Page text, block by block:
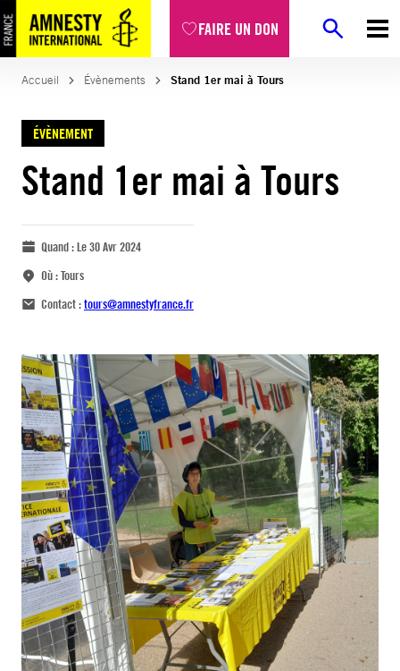
FAIRE UN DON
Accueil Évènements Stand 1er mai à Tours
ÉVÈNEMENT
Stand 1er mai à Tours
Quand :Le 30 Avr 2024
Où :Tours
Contact :tours@amnestyfrance.fr